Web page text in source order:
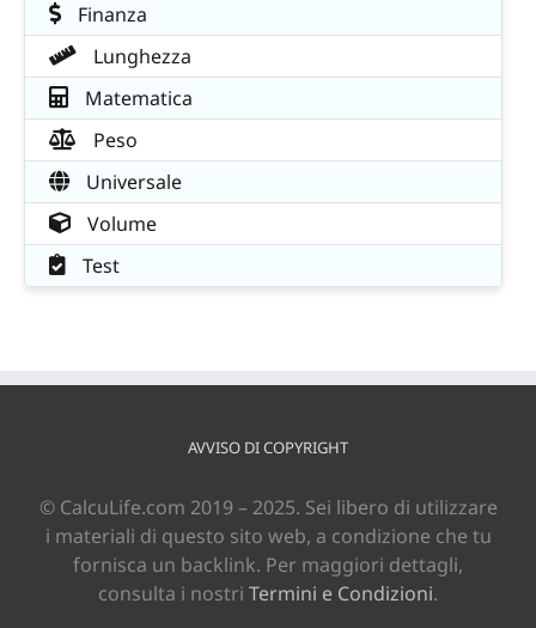
Finanza
Lunghezza
Matematica
Peso
Universale
Volume
Test
AVVISO DI COPYRIGHT
© CalcuLife.com 2019 – 2025. Sei libero di utilizzare
i materiali di questo sito web, a condizione che tu
fornisca un backlink. Per maggiori dettagli,
consulta i nostri Termini e Condizioni.